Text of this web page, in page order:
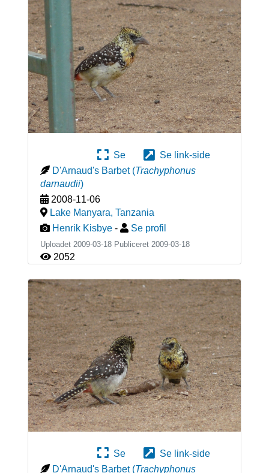
Se
Se link-side
D'Arnaud's Barbet (Trachyphonus
darnaudii)
2008-11-06
Lake Manyara, Tanzania
Henrik Kisbye - Se profil
Uploadet 2009-03-18 Publiceret 2009-03-18
2052
Se
Se link-side
D'Arnaud's Barbet (Trachyphonus